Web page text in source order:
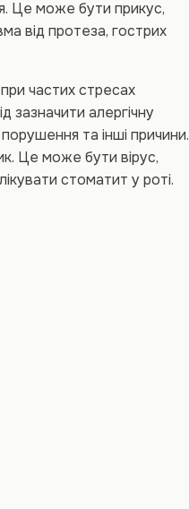
Це може бути прикус,
від протеза, гострих
частих стресах
зазначити алергічну
та інші причини.
Це може бути вірус,
стоматит у роті.